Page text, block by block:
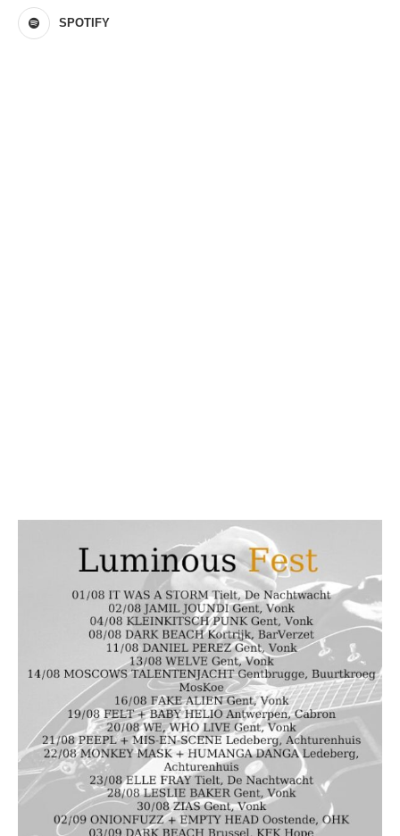
SPOTIFY